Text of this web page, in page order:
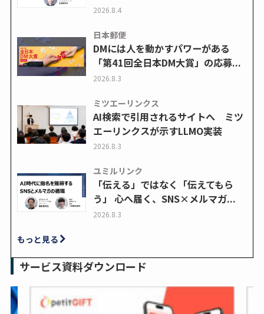
2026.8.4
日本郵便
DMには人を動かすパワーがある
「第41回全日本DM大賞」の応募...
2026.8.3
ミツエーリンクス
AI検索で引用されるサイトへ ミツ
エーリンクスが示すLLMO実装
2026.8.3
ユミルリンク
「伝える」ではなく「伝えてもら
う」 心へ届く、SNS×メルマガ...
2026.8.3
もっと見る
サービス資料ダウンロード